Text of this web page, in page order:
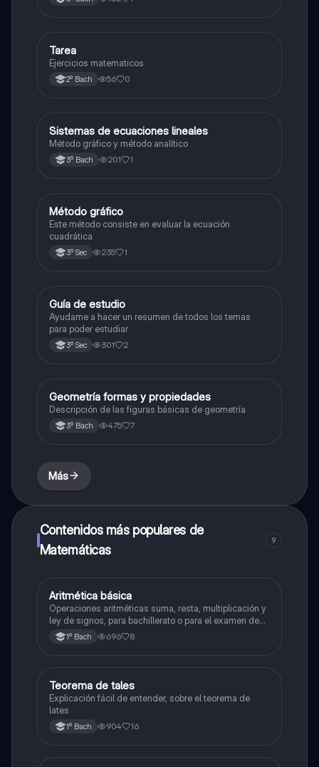
Matemáticas
Tarea
Ejercicios matematicos
2º Bach 56 0
Matemáticas
Sistemas de ecuaciones lineales
Método gráfico y método analítico
3º Bach 201 1
Matemáticas
Método gráfico
Este método consiste en evaluar la ecuación
cuadrática
3º Sec 235 1
Historia
Guía de estudio
Ayudame a hacer un resumen de todos los temas
para poder estudiar
3º Sec 301 2
Geometría y trigonometría
Geometría formas y propiedades
Descripción de las figuras básicas de geometría
3º Bach 475 7
Más
Contenidos más populares de
Matemáticas
9
Matemáticas
Aritmética básica
Operaciones aritméticas suma, resta, multiplicación y
ley de signos, para bachillerato o para el examen de
admisión a la universidad
1º Bach 696 8
Matemáticas
Teorema de tales
Explicación fácil de entender, sobre el teorema de
lates
1º Bach 904 16